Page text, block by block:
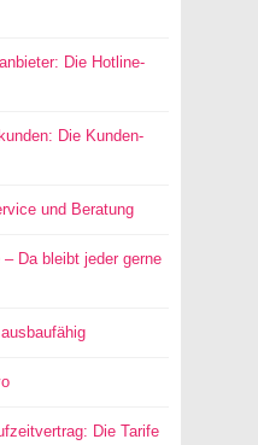
Die Hotline-
Die Kunden-
und Beratung
Da bleibt jeder gerne
Die Tarife